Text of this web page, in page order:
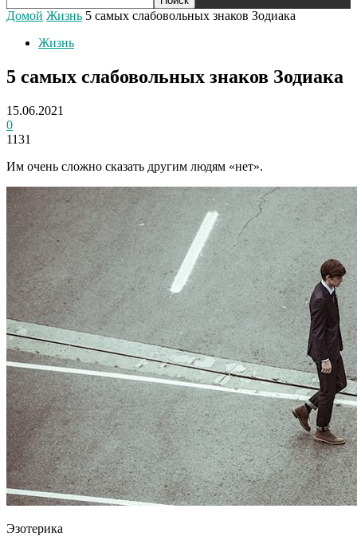
Домой Жизнь 5 самых слабовольных знаков Зодиака
Жизнь
5 самых слабовольных знаков Зодиака
15.06.2021
0
1131
Им очень сложно сказать другим людям «нет».
Эзотерика